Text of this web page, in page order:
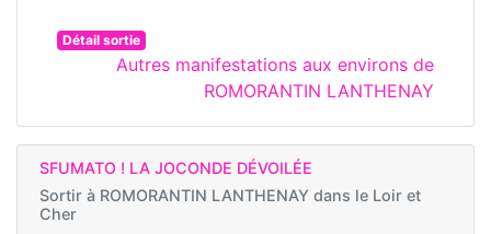
Détail sortie
Autres manifestations aux environs de
ROMORANTIN LANTHENAY
SFUMATO ! LA JOCONDE DÉVOILÉE
Sortir à ROMORANTIN LANTHENAY dans le Loir et
Cher